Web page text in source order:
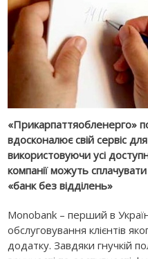
«Прикарпаттяобленерго»
вдосконалює свій сервіс для
використовуючи усі
компанії можуть
«банк без відділень»
Monobank – перший в
обслуговування клієнтів
додатку. Завдяки гнучкій